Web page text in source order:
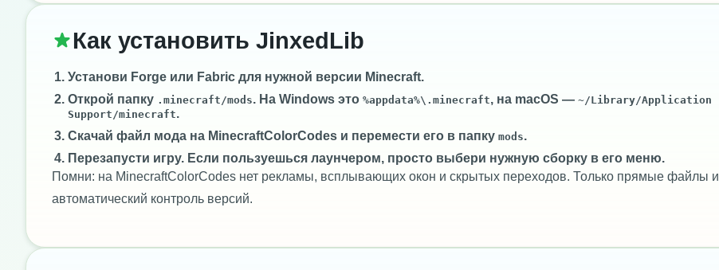
Как установить JinxedLib
Установи Forge или Fabric для нужной версии Minecraft.
Открой папку .minecraft/mods. На Windows это %appdata%\.minecraft, на macOS — ~/Library/Application
Support/minecraft.
Скачай файл мода на MinecraftColorCodes и перемести его в папку mods.
Перезапусти игру. Если пользуешься лаунчером, просто выбери нужную сборку в его меню.
Помни: на MinecraftColorCodes нет рекламы, всплывающих окон и скрытых переходов. Только прямые файлы и
автоматический контроль версий.